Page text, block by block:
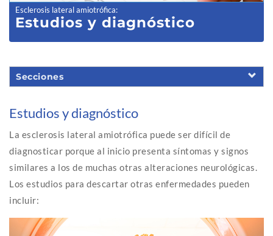
Esclerosis lateral amiotrófica:
Estudios y diagnóstico
Secciones
Estudios y diagnóstico
La esclerosis lateral amiotrófica puede ser difícil de
diagnosticar porque al inicio presenta síntomas y signos
similares a los de muchas otras alteraciones neurológicas.
Los estudios para descartar otras enfermedades pueden
incluir: